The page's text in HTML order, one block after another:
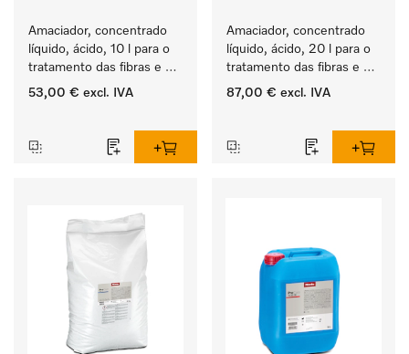
Amaciador, concentrado
líquido, ácido, 10 l para o
tratamento das fibras e
uma suavidade duradoura
53,00 € excl. IVA
Amaciador, concentrado
líquido, ácido, 20 l para o
tratamento das fibras e
uma suavidade duradoura
87,00 € excl. IVA